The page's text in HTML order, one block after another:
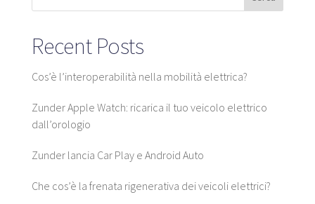
Servizio clienti
+34 979 300 500
Recent Posts
Cos’è l’interoperabilità nella mobilità elettrica?
Zunder Apple Watch: ricarica il tuo veicolo elettrico
dall’orologio
Zunder lancia Car Play e Android Auto
Che cos’è la frenata rigenerativa dei veicoli elettrici?